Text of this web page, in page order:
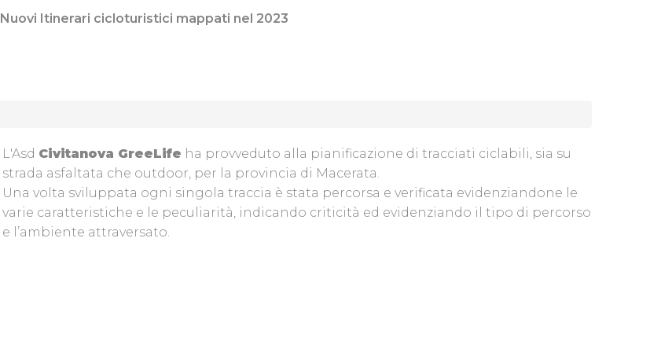
Nuovi Itinerari cicloturistici mappati nel 2023
L'Asd Civitanova GreeLife ha provveduto alla pianificazione di tracciati ciclabili, sia su
strada asfaltata che outdoor, per la provincia di Macerata.
Una volta sviluppata ogni singola traccia è stata percorsa e verificata evidenziandone le
varie caratteristiche e le peculiarità, indicando criticità ed evidenziando il tipo di percorso
e l’ambiente attraversato.